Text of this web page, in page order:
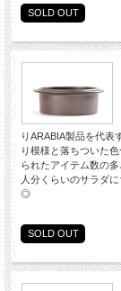
SOLD OUT
りARABIA製品を代表
り模様と落ちついた
られたアイテム数の
人分くらいのサラダ
◎
SOLD OUT